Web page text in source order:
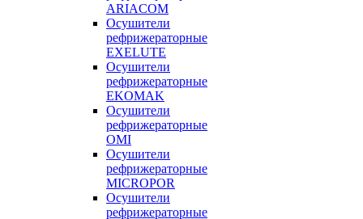
ARIACOM
Осушители
рефрижераторные
EXELUTE
Осушители
рефрижераторные
EKOMAK
Осушители
рефрижераторные
OMI
Осушители
рефрижераторные
MICROPOR
Осушители
рефрижераторные